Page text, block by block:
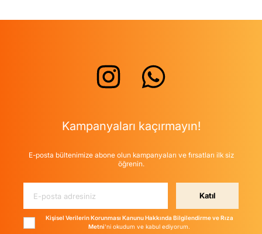
Kampanyaları kaçırmayın!
E-posta bültenimize abone olun kampanyaları ve fırsatları ilk siz
öğrenin.
Katıl
Kişisel Verilerin Korunması Kanunu Hakkında Bilgilendirme ve Rıza
Metni'ni okudum ve kabul ediyorum.